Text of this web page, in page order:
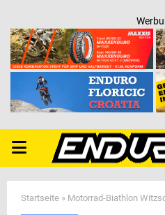
PRIMARY
MENU
Startseite » Motorrad-Biathlon